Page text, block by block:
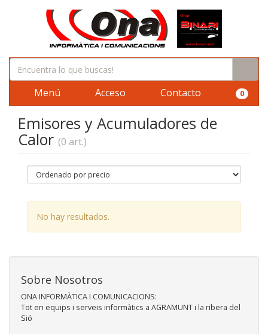
Menú Acceso Contacto 0
Emisores y Acumuladores de
Calor (0 art.)
No hay resultados.
Sobre Nosotros
ONA INFORMÀTICA I COMUNICACIONS:
Tot en equips i serveis informàtics a AGRAMUNT i la ribera del
Sió